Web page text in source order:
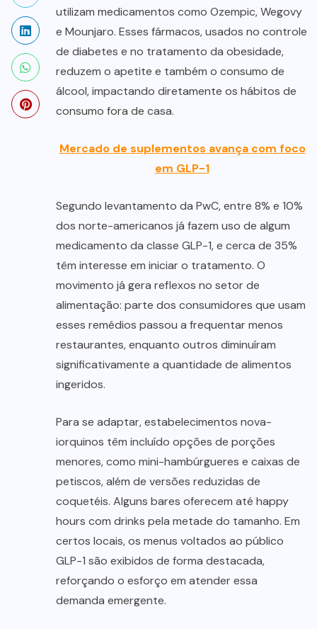
utilizam medicamentos como Ozempic, Wegovy
e Mounjaro. Esses fármacos, usados no controle
de diabetes e no tratamento da obesidade,
reduzem o apetite e também o consumo de
álcool, impactando diretamente os hábitos de
consumo fora de casa.
Mercado de suplementos avança com foco
em GLP-1
Segundo levantamento da PwC, entre 8% e 10%
dos norte-americanos já fazem uso de algum
medicamento da classe GLP-1, e cerca de 35%
têm interesse em iniciar o tratamento. O
movimento já gera reflexos no setor de
alimentação: parte dos consumidores que usam
esses remédios passou a frequentar menos
restaurantes, enquanto outros diminuíram
significativamente a quantidade de alimentos
ingeridos.
Para se adaptar, estabelecimentos nova-
iorquinos têm incluído opções de porções
menores, como mini-hambúrgueres e caixas de
petiscos, além de versões reduzidas de
coquetéis. Alguns bares oferecem até happy
hours com drinks pela metade do tamanho. Em
certos locais, os menus voltados ao público
GLP-1 são exibidos de forma destacada,
reforçando o esforço em atender essa
demanda emergente.